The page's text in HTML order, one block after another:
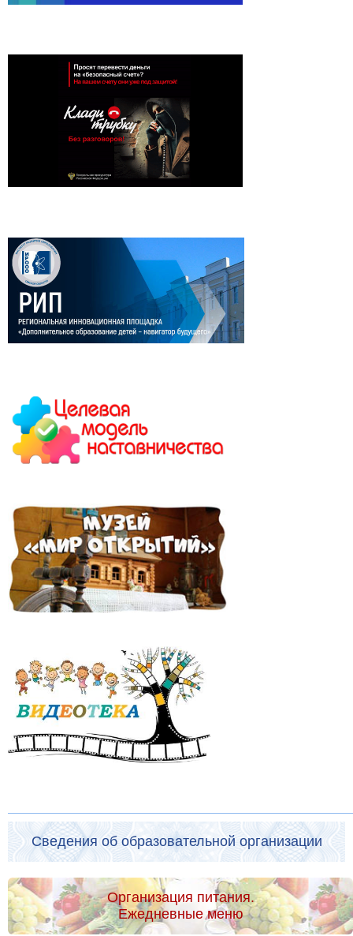
Сведения об образовательной организации
Организация питания.
Ежедневные меню